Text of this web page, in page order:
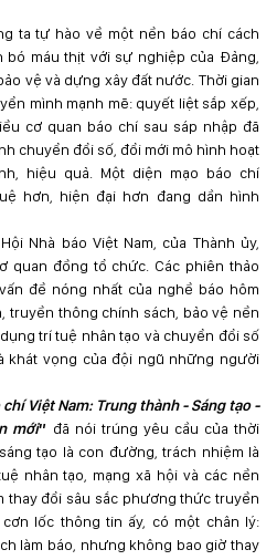
ta tự hào về một nền báo chí cách
bó máu thịt với sự nghiệp của Đảng,
vệ và dựng xây đất nước. Thời gian
mình mạnh mẽ: quyết liệt sắp xếp,
cơ quan báo chí sau sáp nhập đã
chuyển đổi số, đổi mới mô hình hoạt
hiệu quả. Một diện mạo báo chí
hơn, hiện đại hơn đang dần hình
Nhà báo Việt Nam, của Thành ủy,
quan đồng tổ chức. Các phiên thảo
đề nóng nhất của nghề báo hôm
truyền thông chính sách, bảo vệ nền
trí tuệ nhân tạo và chuyển đổi số
khát vọng của đội ngũ những người
chí Việt Nam: Trung thành - Sáng tạo -
mới” đã nói trúng yêu cầu của thời
tạo là con đường, trách nhiệm là
nhân tạo, mạng xã hội và các nền
thay đổi sâu sắc phương thức truyền
lốc thông tin ấy, có một chân lý:
làm báo, nhưng không bao giờ thay